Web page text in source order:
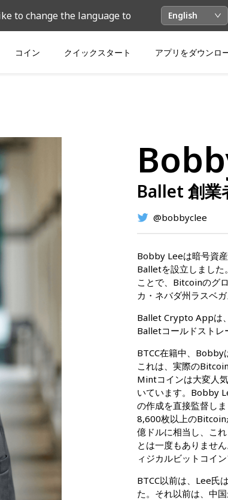
to change the language to English
コイン クイックスタート アプリをダウンロ
Ballet 創業
@bobbyclee
Bobby Leeは暗号資
Balletを設立しました
ことで、Bitcoinのグ
カ・ネバダ州ラスベガ
Ballet Crypto Appは
Balletコールドストレ
BTCC在籍中、Bobby
これは、実際の
Mintコインは大変人
いています。Bobby
の作成を直接監督し
8,600枚以上のBitcoin
億ドルに相当し、こ
とは一度もありませ
ィジカルビットコイ
BTCC以前は、Lee氏
た。それ以前は、中